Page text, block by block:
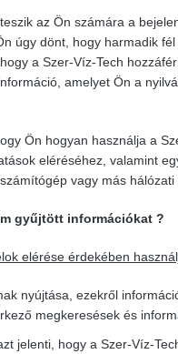
az Ön számára a
úgy dönt, hogy harmadik
a Szer-Víz-Tech
amelyet Ön a
Ön hogyan használja a
eléréséhez, valamint
vagy más
gyűjtött információkat ?
elérése érdekében
nyújtása, ezekről
megkeresések és
jelenti, hogy a Szer-Víz-